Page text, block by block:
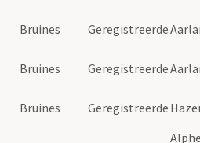
Bruines Geregistreerde
Bruines Geregistreerde
Bruines Geregistreerde